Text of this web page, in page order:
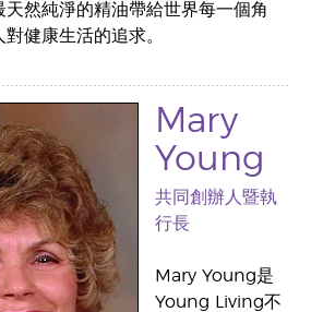
天然純淨的精油帶給世界每一個角
健康生活的追求。
Mary
Young
共同創辦人暨執
行長
Mary Young是
Young Living不